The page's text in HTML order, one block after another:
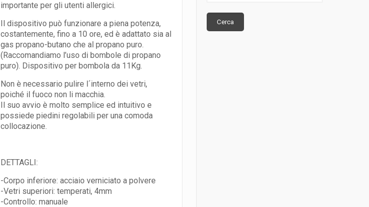
importante per gli utenti allergici.
Il dispositivo può funzionare a piena potenza,
costantemente, fino a 10 ore, ed è adattato sia al
gas propano-butano che al propano puro.
(Raccomandiamo l’uso di bombole di propano
puro). Dispositivo per bombola da 11Kg.
Non è necessario pulire l´interno dei vetri,
poiché il fuoco non li macchia.
Il suo avvio è molto semplice ed intuitivo e
possiede piedini regolabili per una comoda
collocazione.
DETTAGLI:
-Corpo inferiore: acciaio verniciato a polvere
-Vetri superiori: temperati, 4mm
-Controllo: manuale
Cerca